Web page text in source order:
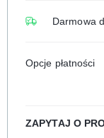
Darmowa
Opcje płatności
ZAPYTAJ O